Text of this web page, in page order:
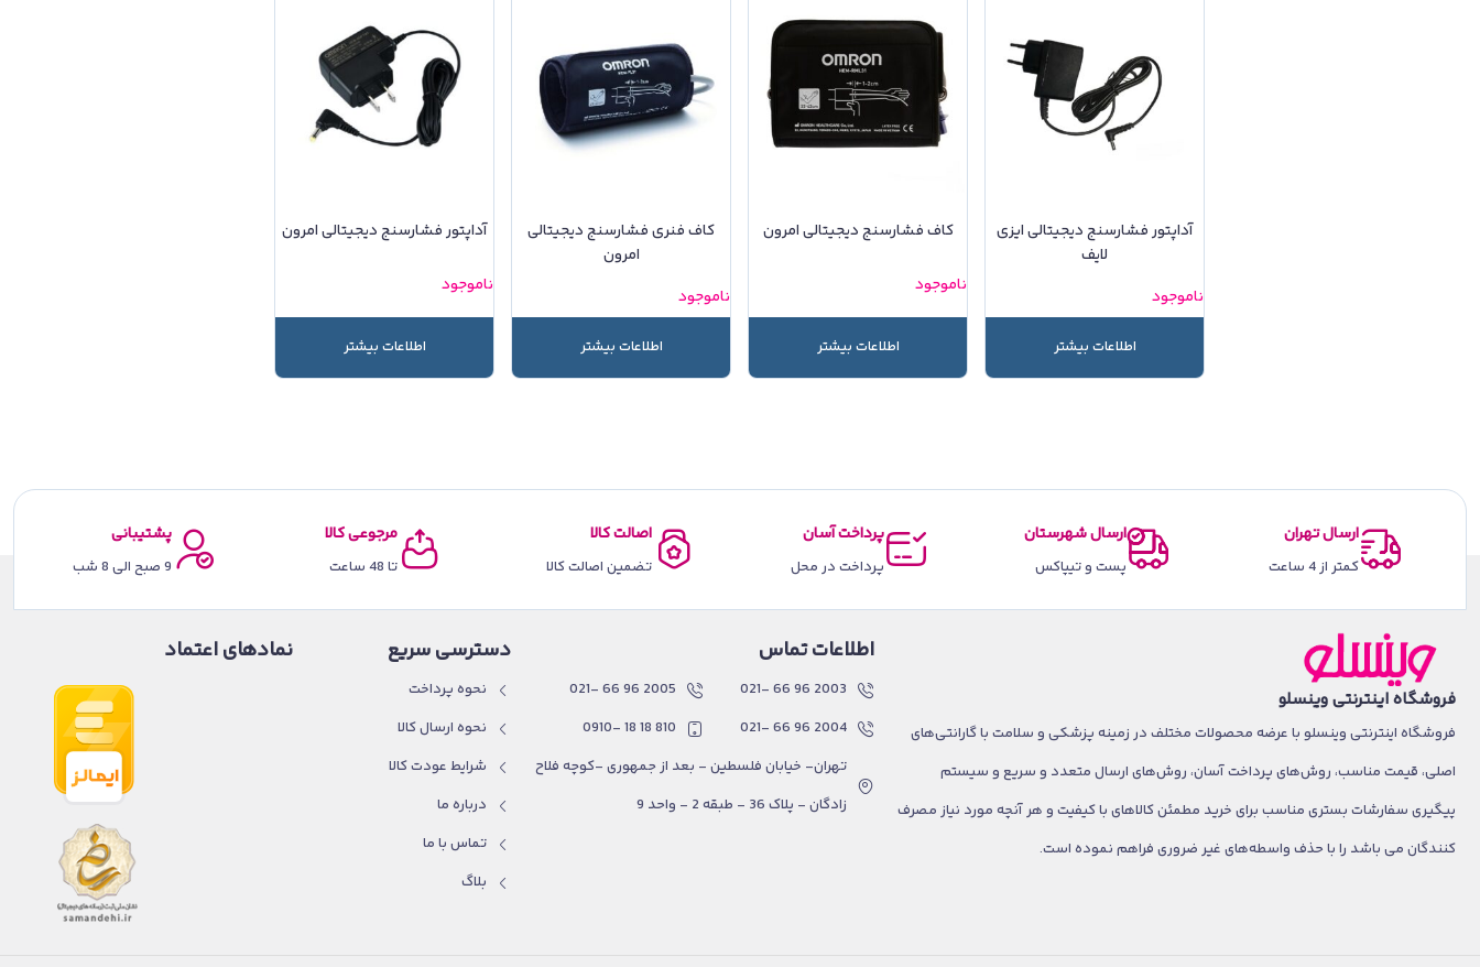
آداپتور فشارسنج دیجیتالی ایزی
لایف
ناموجود
اطلاعات بیشتر
کاف فشارسنج دیجیتالی امرون
ناموجود
اطلاعات بیشتر
کاف فنری فشارسنج دیجیتالی
امرون
ناموجود
اطلاعات بیشتر
آداپتور فشارسنج دیجیتالی امرون
ناموجود
اطلاعات بیشتر
ارسال تهران
کمتر از 4 ساعت
ارسال شهرستان
پست و تیپاکس
پرداخت آسان
پرداخت در محل
اصالت کالا
تضمین اصالت کالا
مرجوعی کالا
تا 48 ساعت
پشتیبانی
9 صبح الی 8 شب
فروشگاه اینترنتی وینسلو
فروشگاه اینترنتی وینسلو با عرضه محصولات مختلف در زمینه پزشکی و سلامت با گارانتی‌های
اصلی، قیمت مناسب، روش‌های پرداخت آسان، روش‌های ارسال متعدد و سریع و سیستم
پیگیری سفارشات بستری مناسب برای خرید مطمئن کالاهای با کیفیت و هر آنچه مورد نیاز مصرف
کنندگان می باشد را با حذف واسطه‌های غیر ضروری فراهم نموده است.
اطلاعات تماس
2003 96 66 -021
2004 96 66 -021
2005 96 66 -021
810 18 18 -0910
تهران- خیابان فلسطین - بعد از جمهوری -کوچه فلاح
زادگان - پلاک 36 - طبقه 2 - واحد 9
دسترسی سریع
نحوه پرداخت
نحوه ارسال کالا
شرایط عودت کالا
درباره ما
تماس با ما
بلاگ
نمادهای اعتماد